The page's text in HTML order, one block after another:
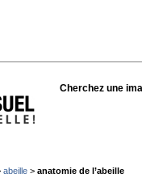
Cherchez une
abeille > anatomie de l’abeille